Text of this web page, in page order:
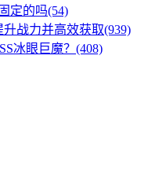
定的吗(54)
战力并高效获取(939)
冰眼巨魔？(408)